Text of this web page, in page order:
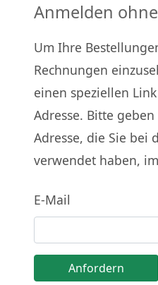
Anmelden
Um Ihre
Rechnungen
einen speziellen
Adresse. Bitte
Adresse, die Sie bei
verwendet haben,
E-Mail